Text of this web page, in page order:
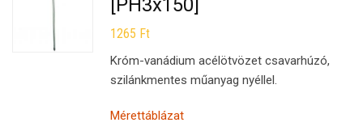
[PH3x150]
1265 Ft
Króm-vanádium acélötvözet csavarhúzó,
szilánkmentes műanyag nyéllel.
Mérettáblázat